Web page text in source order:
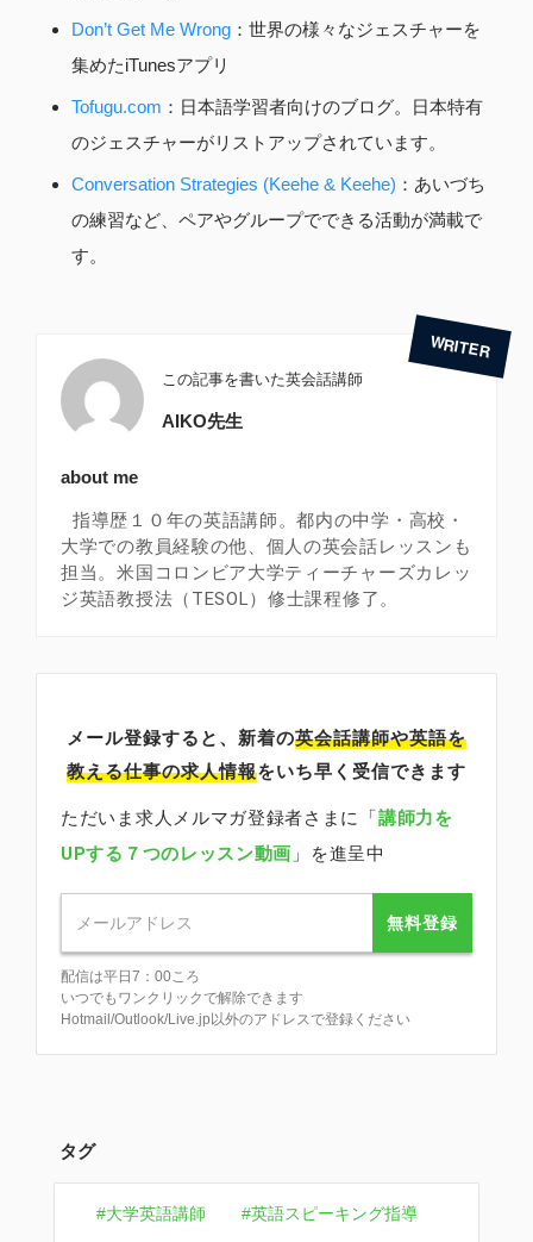
Don’t Get Me Wrong ：世界の様々なジェスチャーを
集めたiTunesアプリ
Tofugu.com ：日本語学習者向けのブログ。日本特有
のジェスチャーがリストアップされています。
Conversation Strategies (Keehe & Keehe) ：あいづち
の練習など、ペアやグループでできる活動が満載で
す。
この記事を書いた英会話講師
AIKO先生
about me
指導歴１０年の英語講師。都内の中学・高校・
大学での教員経験の他、個人の英会話レッスンも
担当。米国コロンビア大学ティーチャーズカレッ
ジ英語教授法（TESOL）修士課程修了。
メール登録すると、新着の英会話講師や英語を
教える仕事の求人情報をいち早く受信できます
ただいま求人メルマガ登録者さまに「講師力を
UPする７つのレッスン動画 」を進呈中
無料登録
配信は平日7：00ころ
いつでもワンクリックで解除できます
Hotmail/Outlook/Live.jp以外のアドレスで登録ください
タグ
大学英語講師 英語スピーキング指導